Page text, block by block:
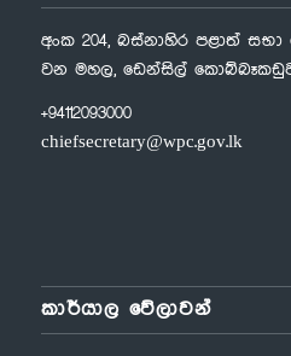
අංක 204, බස්නාහිර පළාත්
වන මහල, ඩෙන්සිල්
+94112093000
chiefsecretary@wpc.gov.lk
කාර්යාල වේලාවන්